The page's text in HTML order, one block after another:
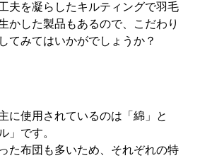
夫を凝らしたキルティングで羽毛
かした製品もあるので、こだわり
てみてはいかがでしょうか？
に使用されているのは「綿」と
」です。
た布団も多いため、それぞれの特